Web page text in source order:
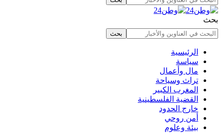
بحث
الرئيسية
سياسة
مال وأعمال
تراث وسياحة
المغرب الكبير
القضية الفلسطينية
خارج الحدود
أمن روحي
بيئة وعلوم